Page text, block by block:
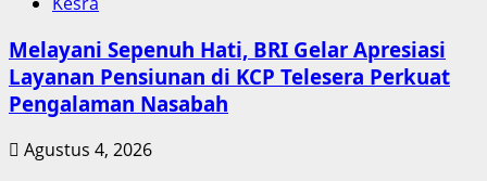
Melayani Sepenuh Hati, BRI Gelar Apresiasi
Layanan Pensiunan di KCP Telesera Perkuat
Pengalaman Nasabah
Agustus 4, 2026